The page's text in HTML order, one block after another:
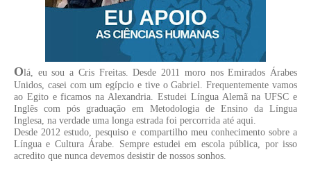
Olá, eu sou a Cris Freitas. Desde 2011 moro nos Emirados Árabes
Unidos, casei com um egípcio e tive o Gabriel. Frequentemente vamos
ao Egito e ficamos na Alexandria. Estudei Língua Alemã na UFSC e
Inglês com pós graduação em Metodologia de Ensino da Língua
Inglesa, na verdade uma longa estrada foi percorrida até aqui.
Desde 2012 estudo, pesquiso e compartilho meu conhecimento sobre a
Língua e Cultura Árabe. Sempre estudei em escola pública, por isso
acredito que nunca devemos desistir de nossos sonhos.